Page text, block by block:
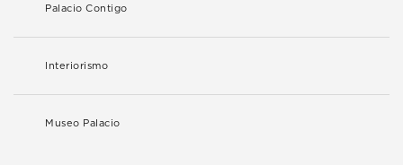
Palacio Contigo
Interiorismo
Museo Palacio